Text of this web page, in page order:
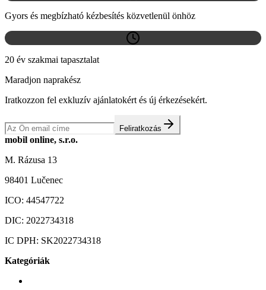
Gyors és megbízható kézbesítés közvetlenül önhöz
20 év szakmai tapasztalat
Maradjon naprakész
Iratkozzon fel exkluzív ajánlatokért és új érkezésekért.
Feliratkozás
mobil online, s.r.o.
M. Rázusa 13
98401 Lučenec
ICO: 44547722
DIC: 2022734318
IC DPH: SK2022734318
Kategóriák